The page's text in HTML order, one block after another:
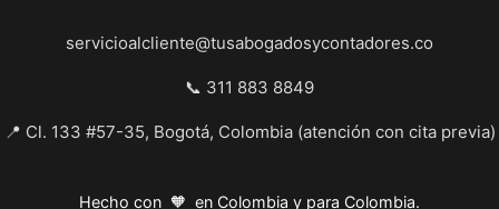
servicioalcliente@tusabogadosycontadores.co
📞 311 883 8849
📍 Cl. 133 #57-35, Bogotá, Colombia (atención con cita previa)
Hecho con 🧡 en Colombia y para Colombia.